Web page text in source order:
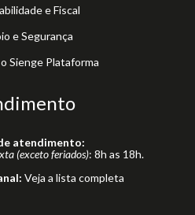
e Fiscal
e Segurança
Sienge Plataforma
atendimento:
(exceto feriados): 8h as 18h.
Veja a lista completa